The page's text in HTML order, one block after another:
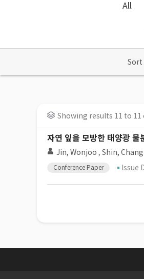
All
Sort
Showing results 11 to 11
자연 잎을 모방한 태양광 물
Jin, Wonjoo , Shin,
Conference Paper Issue